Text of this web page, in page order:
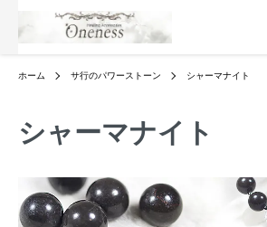
ホーム サ行のパワーストーン シャーマナイト
シャーマナイト